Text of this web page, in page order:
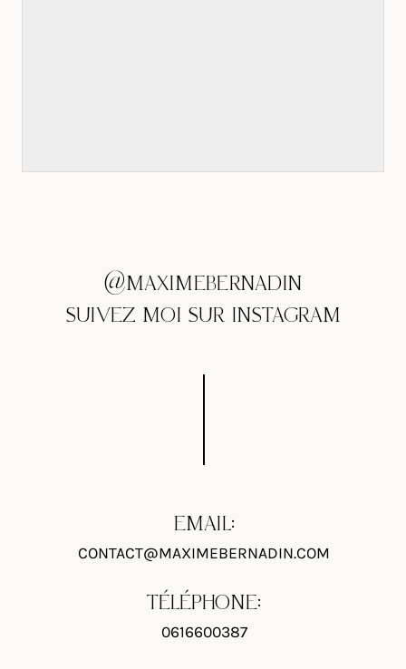
@MAXIMEBERNADIN
SUIVEZ MOI SUR INSTAGRAM
EMAIL:
CONTACT@MAXIMEBERNADIN.COM
TÉLÉPHONE:
0616600387